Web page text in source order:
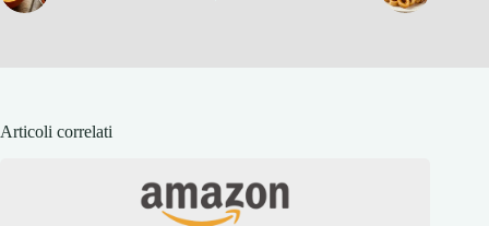
Articoli correlati